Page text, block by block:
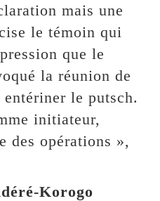
mais une
le témoin qui
que le
la réunion de
le putsch.
initiateur,
des opérations »,
Korogo